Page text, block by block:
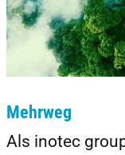
Mehrweg
Als inotec